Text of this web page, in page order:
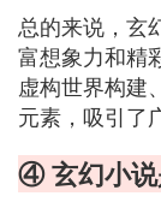
总的来说，玄
富想象力和精
虚构世界构建
元素，吸引了
④ 玄幻小